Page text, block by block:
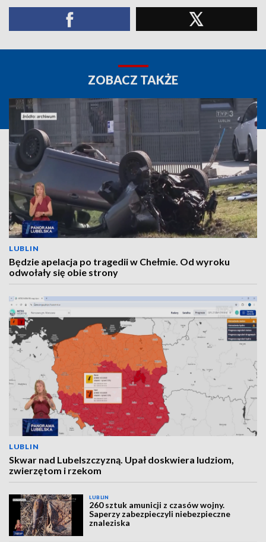
ZOBACZ TAKŻE
LUBLIN
Będzie apelacja po tragedii w Chełmie. Od wyroku
odwołały się obie strony
LUBLIN
Skwar nad Lubelszczyzną. Upał doskwiera ludziom,
zwierzętom i rzekom
LUBLIN
260 sztuk amunicji z czasów wojny.
Saperzy zabezpieczyli niebezpieczne
znaleziska